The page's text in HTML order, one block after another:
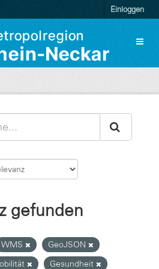
Einloggen
gefunden
WMS
GeoJSON
Gesundheit